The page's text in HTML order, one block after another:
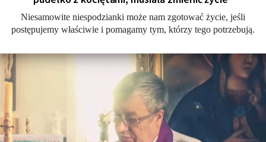
Niesamowite niespodzianki może nam zgotować życie, jeśli
postępujemy właściwie i pomagamy tym, którzy tego potrzebują.